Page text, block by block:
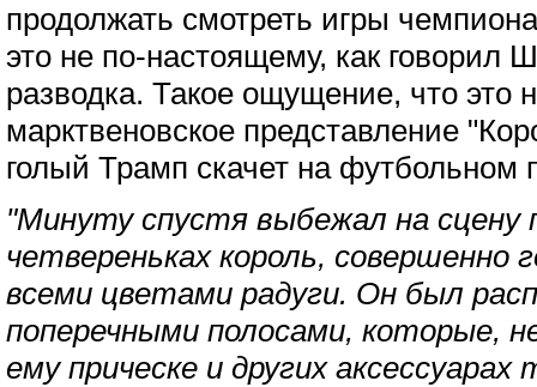
продолжать смотреть игры
это не по-настоящему, как говорил
разводка. Такое ощущение, что это
марктвеновское представление
голый Трамп скачет на футбольном
"Минуту спустя выбежал на сцену
четвереньках король, совершенно
всеми цветами радуги. Он был
поперечными полосами, которые,
ему прическе и других